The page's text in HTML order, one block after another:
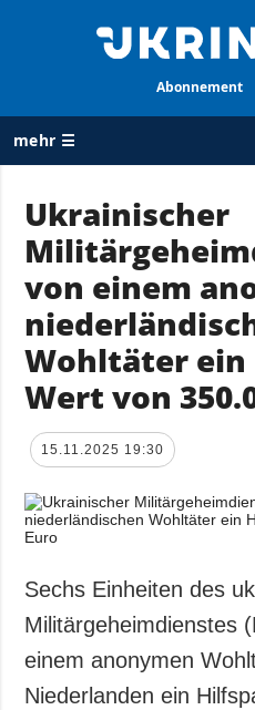
Abonnement
mehr ☰
ALLE
RUBRIKEN
Krieg
Wiederaufbau
der Ukraine
Politik
Wirtschaft
Militär
Gesellschaft und
Kultur
Kriminalität
Notstand und
Notfälle
Ukrainischer
von einem
Wohltäter
Wert von
15.11.2025 19:30
Sechs Einheiten des
Militärgeheimdienstes
einem anonymen
Niederlanden ein